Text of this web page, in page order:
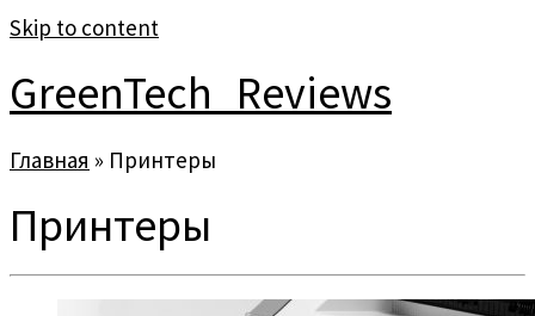
Skip to content
GreenTech_Reviews
Главная » Принтеры
Принтеры